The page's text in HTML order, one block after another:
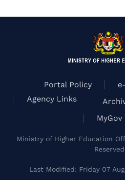
Portal Policy
Agency Links
MyGov
Ministry of Higher Education
Reserved
Last Modified: Friday 07